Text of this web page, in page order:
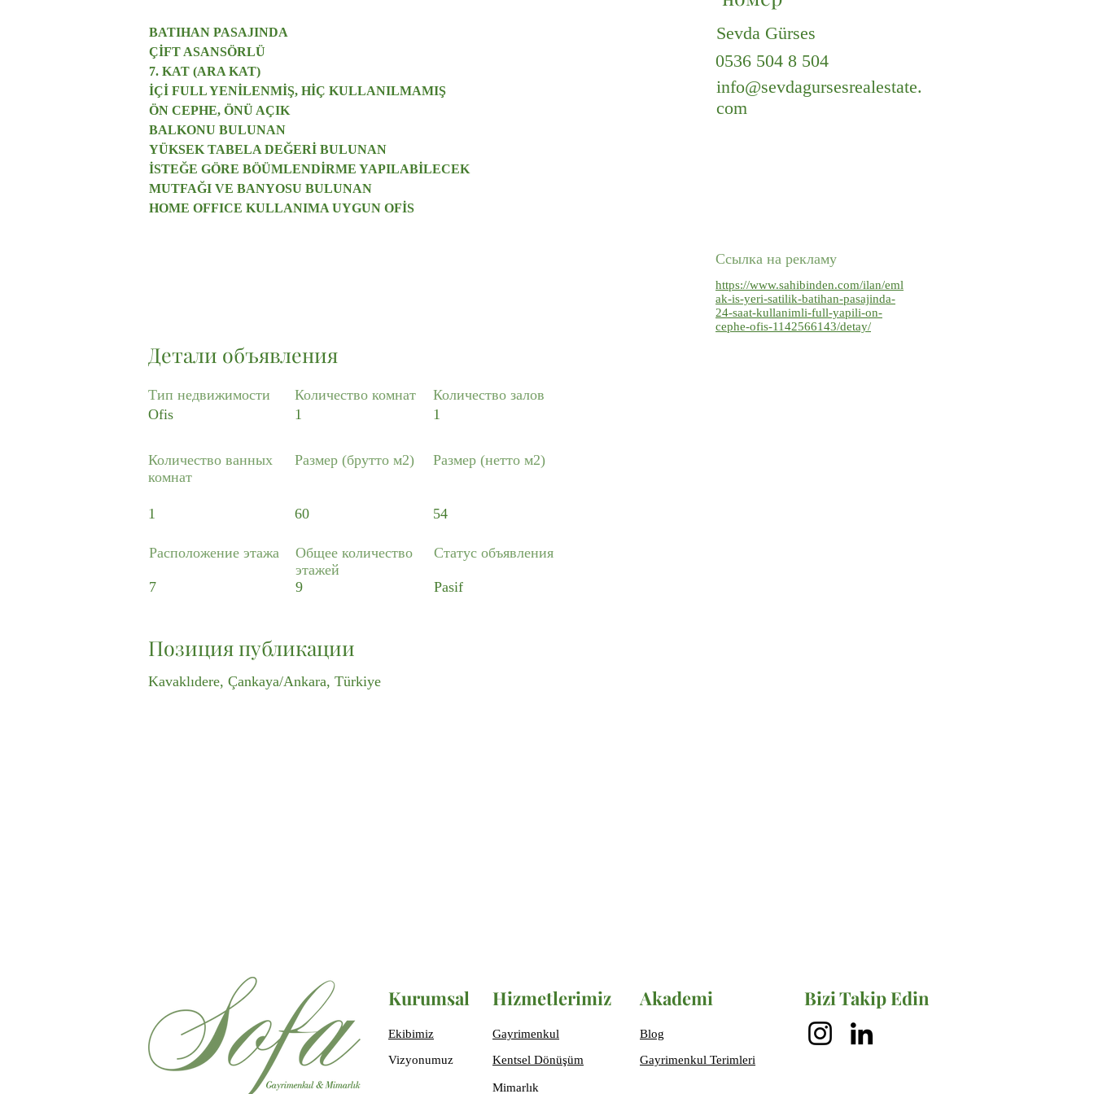
BATIHAN PASAJINDA​
ÇİFT ASANSÖRLÜ
7. KAT (ARA KAT)
İÇİ FULL YENİLENMİŞ, HİÇ KULLANILMAMIŞ
ÖN CEPHE, ÖNÜ AÇIK
BALKONU BULUNAN
YÜKSEK TABELA DEĞERİ BULUNAN
İSTEĞE GÖRE BÖÜMLENDİRME YAPILABİLECEK
MUTFAĞI VE BANYOSU BULUNAN
HOME OFFICE KULLANIMA UYGUN OFİS
Sevda Gürses
0536 504 8 504
info@sevdagursesrealestate.
com
Ссылка на рекламу
https://www.sahibinden.com/ilan/eml
ak-is-yeri-satilik-batihan-pasajinda-
24-saat-kullanimli-full-yapili-on-
cephe-ofis-1142566143/detay/
Детали объявления
Тип недвижимости
Ofis
Количество комнат
1
Количество залов
1
Количество ванных
комнат
Размер (брутто м2) Размер (нетто м2)
1 60 54
Расположение этажа
7
Общее количество
этажей
9
Статус объявления
Pasif
Позиция публикации
Kavaklıdere, Çankaya/Ankara, Türkiye
Kurumsal Hizmetlerimiz
Ekibimiz
Gayrimenkul
Vizyonumuz
Kentsel Dönüşüm
Akademi
Blog
Gayrimenkul Terimleri
Mimarlık
Bizi Takip Edin